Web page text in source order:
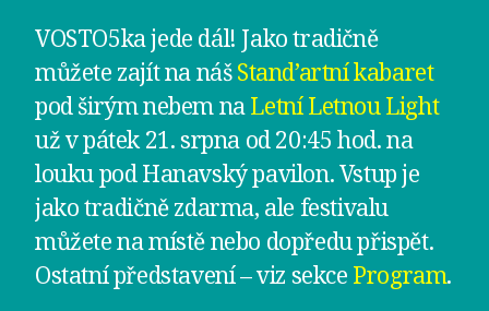
VOSTO5ka jede dál! Jako tradičně
můžete zajít na nášStand’artní kabaret
pod širým nebem naLetní Letnou Light
už v pátek 21. srpna od 20:45 hod. na
louku pod Hanavský pavilon. Vstup je
jako tradičně zdarma, ale festivalu
můžete na místě nebo dopředu přispět.
Ostatní představení – viz sekce Program.